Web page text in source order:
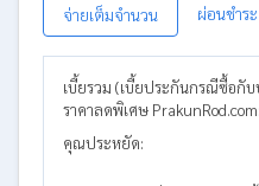
จ่ายเต็มจำนวน ผ่อนชำระ
เบี้ยรวม (เบี้ยประกันกรณีซื้อกั
ราคาลดพิเศษ PrakunRod.com:
คุณประหยัด: